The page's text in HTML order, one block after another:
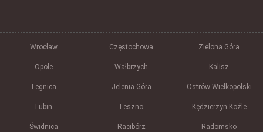
Wrocław Częstochowa Zielona Góra
Opole Wałbrzych Kalisz
Legnica Jelenia Góra Ostrów Wielkopolski
Lubin Leszno Kędzierzyn-Koźle
Świdnica Racibórz Radomsko